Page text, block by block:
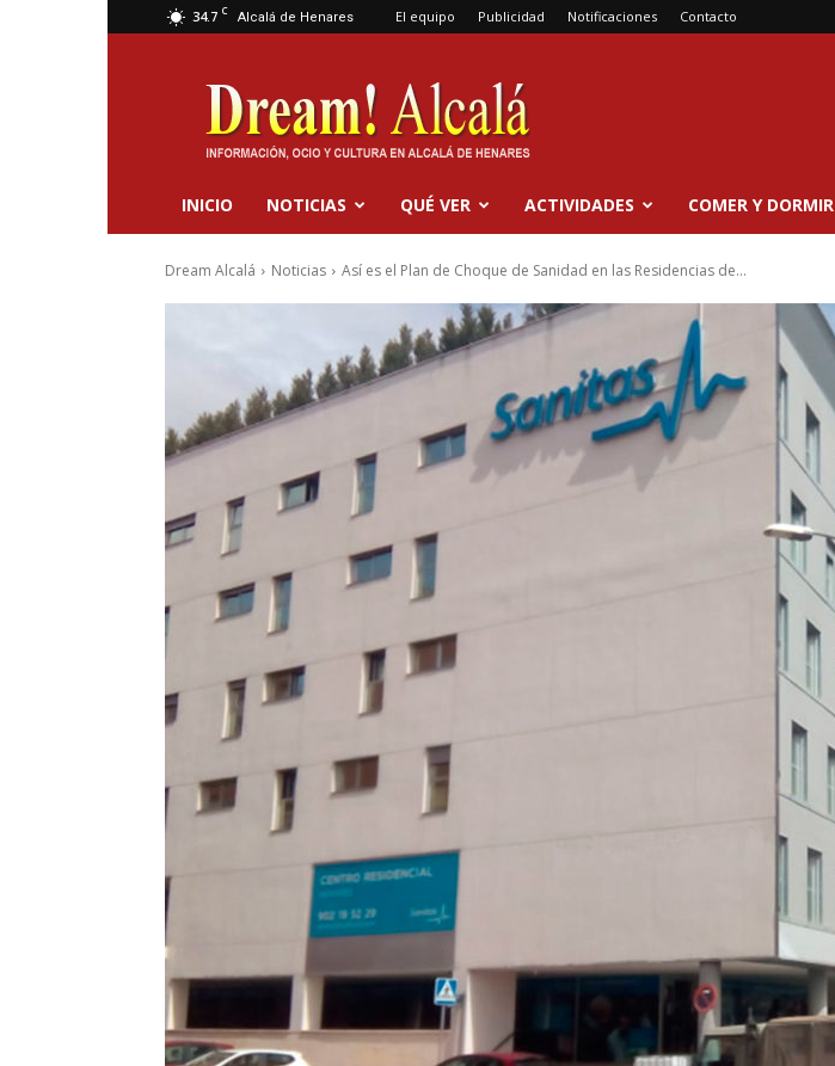
34.7 C Alcalá de Henares El equipo Publicidad Notificaciones Contacto
Dream
Alcalá
INICIO NOTICIAS QUÉ VER ACTIVIDADES COMER Y DORMIR
Dream Alcalá Noticias Así es el Plan de Choque de Sanidad en las Residencias de...